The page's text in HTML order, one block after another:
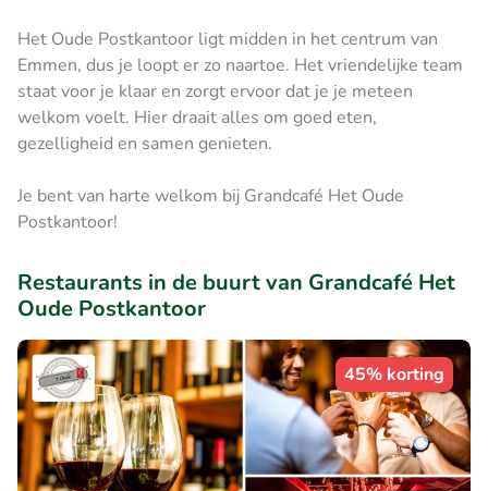
Het Oude Postkantoor ligt midden in het centrum van
Emmen, dus je loopt er zo naartoe. Het vriendelijke team
staat voor je klaar en zorgt ervoor dat je je meteen
welkom voelt. Hier draait alles om goed eten,
gezelligheid en samen genieten.
Je bent van harte welkom bij Grandcafé Het Oude
Postkantoor!
Restaurants in de buurt van Grandcafé Het
Oude Postkantoor
45% korting